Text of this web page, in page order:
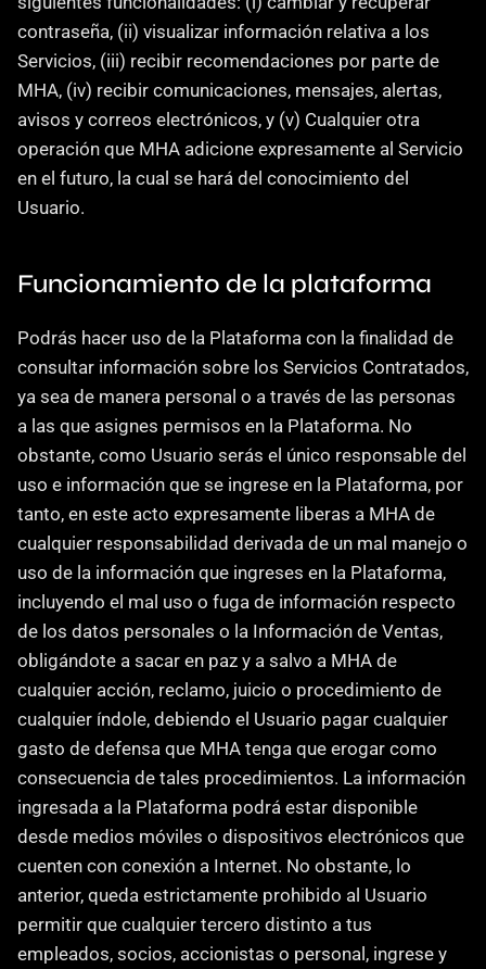
contraseña, (ii) visualizar información relativa a los
Servicios, (iii) recibir recomendaciones por parte de
MHA, (iv) recibir comunicaciones, mensajes, alertas,
avisos y correos electrónicos, y (v) Cualquier otra
operación que MHA adicione expresamente al Servicio
en el futuro, la cual se hará del conocimiento del
Usuario.
Funcionamiento de la plataforma
Podrás hacer uso de la Plataforma con la finalidad de
consultar información sobre los Servicios Contratados,
ya sea de manera personal o a través de las personas
a las que asignes permisos en la Plataforma. No
obstante, como Usuario serás el único responsable del
uso e información que se ingrese en la Plataforma, por
tanto, en este acto expresamente liberas a MHA de
cualquier responsabilidad derivada de un mal manejo o
uso de la información que ingreses en la Plataforma,
incluyendo el mal uso o fuga de información respecto
de los datos personales o la Información de Ventas,
obligándote a sacar en paz y a salvo a MHA de
cualquier acción, reclamo, juicio o procedimiento de
cualquier índole, debiendo el Usuario pagar cualquier
gasto de defensa que MHA tenga que erogar como
consecuencia de tales procedimientos. La información
ingresada a la Plataforma podrá estar disponible
desde medios móviles o dispositivos electrónicos que
cuenten con conexión a Internet. No obstante, lo
anterior, queda estrictamente prohibido al Usuario
permitir que cualquier tercero distinto a tus
empleados, socios, accionistas o personal, ingrese y